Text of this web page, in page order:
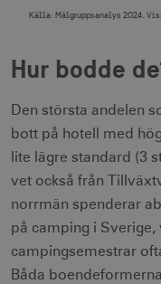
Källa:Målgruppsanalys 2024.
Hur bodde
Den största andelen
bott på hotell med
lite lägre standard (3
vet också från
norrmän spenderar
på camping i
campingsemestrar
Båda
__cf_bm